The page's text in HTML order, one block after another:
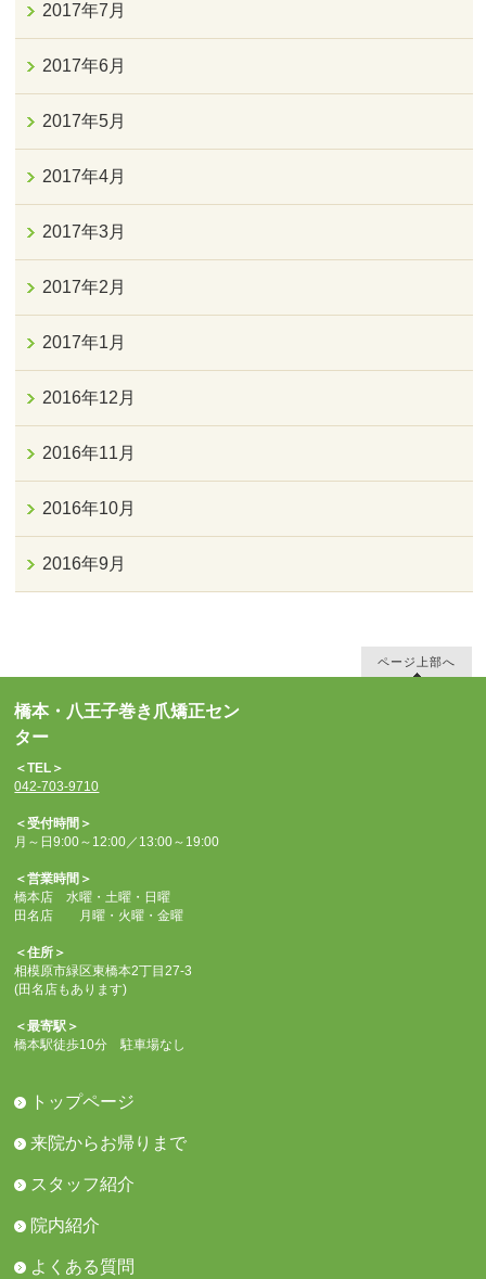
2017年7月
2017年6月
2017年5月
2017年4月
2017年3月
2017年2月
2017年1月
2016年12月
2016年11月
2016年10月
2016年9月
ページ上部へ
橋本・八王子巻き爪矯正セン
ター
＜TEL＞
042-703-9710
＜受付時間＞
月～日9:00～12:00／13:00～19:00
＜営業時間＞
橋本店 水曜・土曜・日曜
田名店 月曜・火曜・金曜
＜住所＞
相模原市緑区東橋本2丁目27-3
(田名店もあります)
＜最寄駅＞
橋本駅徒歩10分 駐車場なし
トップページ
来院からお帰りまで
スタッフ紹介
院内紹介
よくある質問